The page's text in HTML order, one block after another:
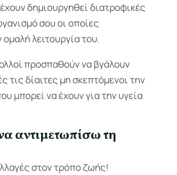
δημιουργηθεί διατροφικές
σου οι οποίες
λειτουργία του.
προσπαθούν να βγάλουν
τις δίαιτες μη σκεπτόμενοι την
μπορεί να έχουν για την υγεία
αντιμετωπίσω τη
στον τρόπο ζωής!